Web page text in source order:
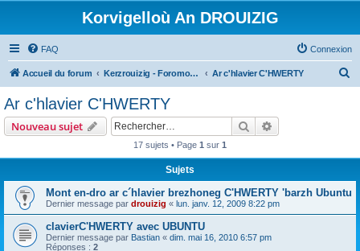
Korvigelloù An DROUIZIG
FAQ Connexion
Accueil du forum Kerzrouizig - Foromoù An Drouizig Ar c'hlavier C'HWERTY
Ar c'hlavier C'HWERTY
Nouveau sujet Rechercher
17 sujets • Page 1 sur 1
Sujets
Mont en-dro ar c´hlavier brezhoneg C'HWERTY 'barzh Ubuntu
Dernier message par drouizig « lun. janv. 12, 2009 8:22 pm
clavierC'HWERTY avec UBUNTU
Dernier message par Bastian « dim. mai 16, 2010 6:57 pm
Réponses : 2